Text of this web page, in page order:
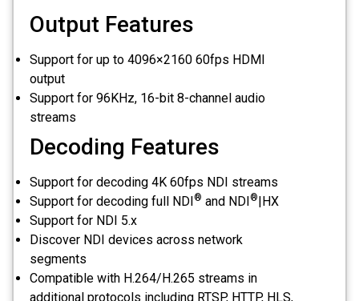
Output Features
Support for up to 4096×2160 60fps HDMI
output
Support for 96KHz, 16-bit 8-channel audio
streams
Decoding Features
Support for decoding 4K 60fps NDI streams
Support for decoding full NDI ® and NDI ®
|HX
Support for NDI 5.x
Discover NDI devices across network
segments
Compatible with H.264/H.265 streams in
additional protocols including RTSP, HTTP, HLS,